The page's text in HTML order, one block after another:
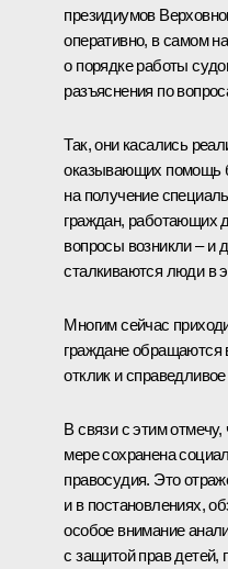
президиумов
оперативно, в самом
о порядке работы
разъяснения по
Так, они касались
оказывающих помощь
на получение
граждан, работающих
вопросы возникли – и
сталкиваются люди в
Многим сейчас
граждане
отклик и
В связи с этим
мере сохранена
правосудия. Это
и в постановлениях,
особое внимание
с защитой прав детей,